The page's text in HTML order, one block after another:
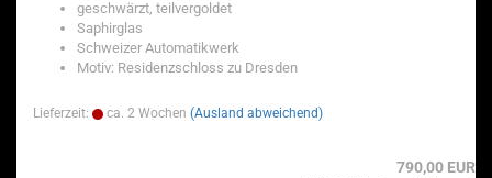
geschwärzt, teilvergoldet
Saphirglas
Schweizer Automatikwerk
Motiv: Residenzschloss zu Dresden
Lieferzeit: ca. 2 Wochen (Ausland abweichend)
790,00 EUR